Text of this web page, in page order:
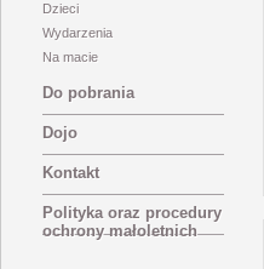
Dzieci
Wydarzenia
Na macie
Do pobrania
Dojo
Kontakt
Polityka oraz procedury
ochrony małoletnich